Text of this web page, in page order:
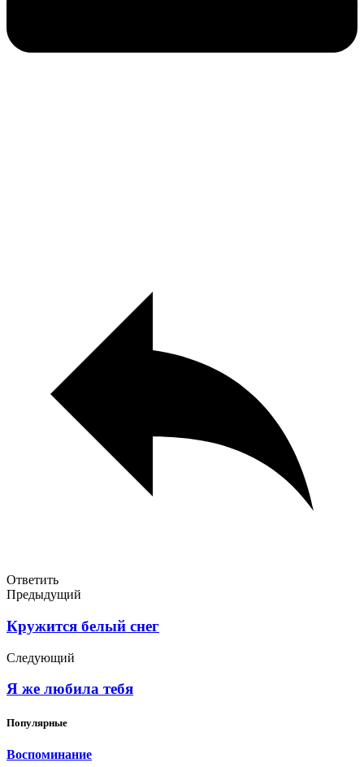
Ответить
Предыдущий
Кружится белый снег
Следующий
Я же любила тебя
Популярные
Воспоминание